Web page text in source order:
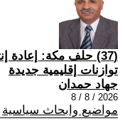
(37) حلف مكة: إعادة
توازنات إقليمية جديدة
جهاد حمدان
2026 / 8 / 8
مواضيع وابحاث سياسية